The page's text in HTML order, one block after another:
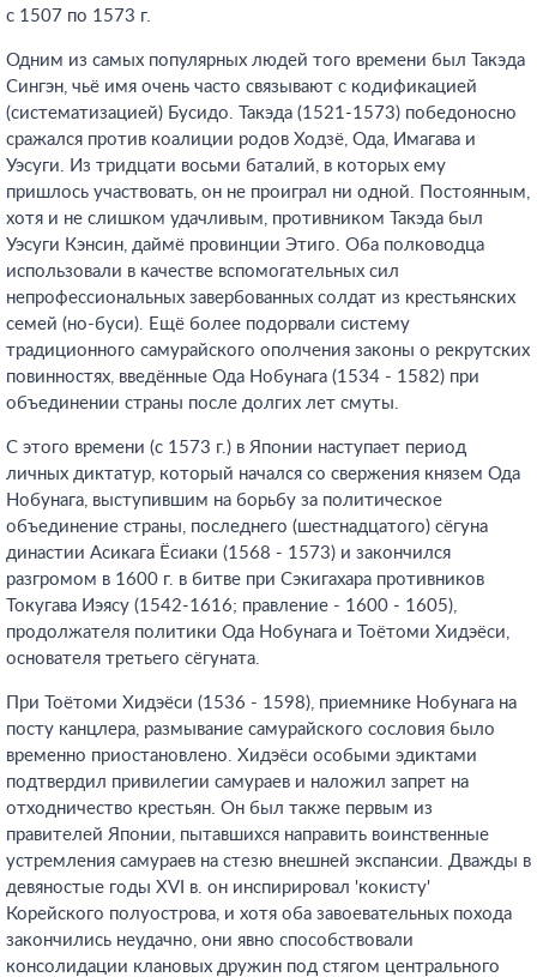
с 1507 по 1573 г.
Одним из самых популярных людей того времени был Такэда
Сингэн, чьё имя очень часто связывают с кодификацией
(систематизацией) Бусидо. Такэда (1521-1573) победоносно
сражался против коалиции родов Ходзё, Ода, Имагава и
Уэсуги. Из тридцати восьми баталий, в которых ему
пришлось участвовать, он не проиграл ни одной. Постоянным,
хотя и не слишком удачливым, противником Такэда был
Уэсуги Кэнсин, даймё провинции Этиго. Оба полководца
использовали в качестве вспомогательных сил
непрофессиональных завербованных солдат из крестьянских
семей (но-буси). Ещё более подорвали систему
традиционного самурайского ополчения законы о рекрутских
повинностях, введённые Ода Нобунага (1534 - 1582) при
объединении страны после долгих лет смуты.
С этого времени (с 1573 г.) в Японии наступает период
личных диктатур, который начался со свержения князем Ода
Нобунага, выступившим на борьбу за политическое
объединение страны, последнего (шестнадцатого) сёгуна
династии Асикага Ёсиаки (1568 - 1573) и закончился
разгромом в 1600 г. в битве при Сэкигахара противников
Токугава Иэясу (1542-1616; правление - 1600 - 1605),
продолжателя политики Ода Нобунага и Тоётоми Хидэёси,
основателя третьего сёгуната.
При Тоётоми Хидэёси (1536 - 1598), приемнике Нобунага на
посту канцлера, размывание самурайского сословия было
временно приостановлено. Хидэёси особыми эдиктами
подтвердил привилегии самураев и наложил запрет на
отходничество крестьян. Он был также первым из
правителей Японии, пытавшихся направить воинственные
устремления самураев на стезю внешней экспансии. Дважды в
девяностые годы XVI в. он инспирировал 'кокисту'
Корейского полуострова, и хотя оба завоевательных похода
закончились неудачно, они явно способствовали
консолидации клановых дружин под стягом центрального